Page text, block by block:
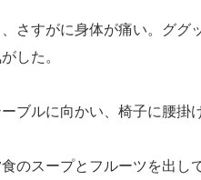
さすがに身体が痛い。ググ
した。
ブルに向かい、椅子に腰掛け
のスープとフルーツを出し